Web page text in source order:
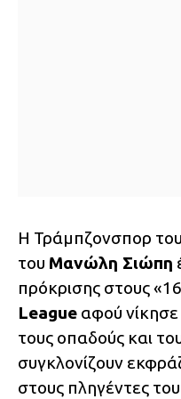
Η Τράμπζονσπορ του
του Μανώλη Σιώπη
πρόκρισης στους
League αφού
τους οπαδούς και
συγκλονίζουν
στους πληγέντες